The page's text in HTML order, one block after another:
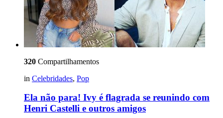
320 Compartilhamentos
in Celebridades, Pop
Ela não para! Ivy é flagrada se reunindo com
Henri Castelli e outros amigos